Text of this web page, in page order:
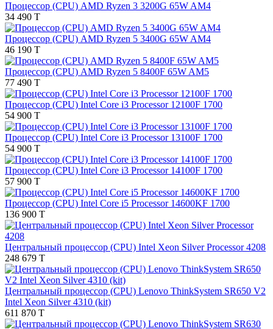
Процессор (CPU) AMD Ryzen 3 3200G 65W AM4
34 490 T
Процессор (CPU) AMD Ryzen 5 3400G 65W AM4
46 190 T
Процессор (CPU) AMD Ryzen 5 8400F 65W AM5
77 490 T
Процессор (CPU) Intel Core i3 Processor 12100F 1700
54 900 T
Процессор (CPU) Intel Core i3 Processor 13100F 1700
54 900 T
Процессор (CPU) Intel Core i3 Processor 14100F 1700
57 900 T
Процессор (CPU) Intel Core i5 Processor 14600KF 1700
136 900 T
Центральный процессор (CPU) Intel Xeon Silver Processor 4208
248 679 T
Центральный процессор (CPU) Lenovo ThinkSystem SR650 V2
Intel Xeon Silver 4310 (kit)
611 870 T